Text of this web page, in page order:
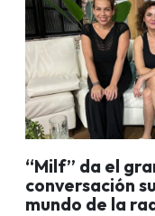
“Milf” da el
conversación
mundo de la